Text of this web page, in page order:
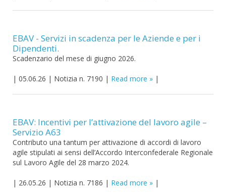
EBAV - Servizi in scadenza per le Aziende e per i
Dipendenti.
Scadenzario del mese di giugno 2026.
| 05.06.26 | Notizia n. 7190 | Read more |
EBAV: Incentivi per l’attivazione del lavoro agile –
Servizio A63
Contributo una tantum per attivazione di accordi di lavoro
agile stipulati ai sensi dell’Accordo Interconfederale Regionale
sul Lavoro Agile del 28 marzo 2024.
| 26.05.26 | Notizia n. 7186 | Read more |